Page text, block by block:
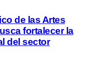
de las Artes
fortalecer la
del sector